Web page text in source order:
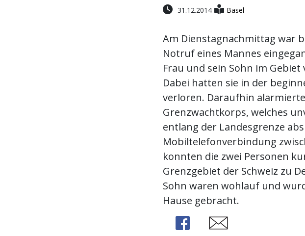
31.12.2014 Basel
Am Dienstagnachmittag war
Notruf eines Mannes
Frau und sein Sohn im
Dabei hatten sie in der
verloren. Daraufhin
Grenzwachtkorps, welches
entlang der Landesgrenze
Mobiltelefonverbindung
konnten die zwei Personen
Grenzgebiet der Schweiz zu
Sohn waren wohlauf und
Hause gebracht.
Share
Share